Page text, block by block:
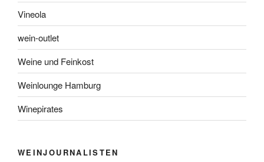
Vineola
wein-outlet
Weine und Feinkost
Weinlounge Hamburg
Winepirates
WEINJOURNALISTEN